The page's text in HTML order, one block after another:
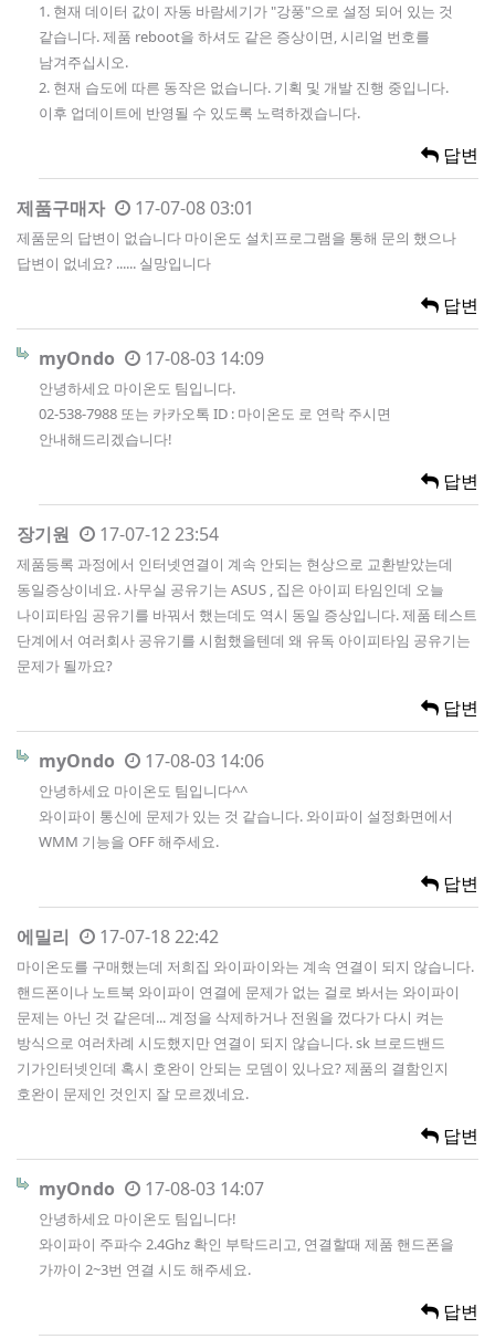
1. 현재 데이터 값이 자동 바람세기가 "강풍"으로 설정 되어 있는 것
같습니다. 제품 reboot을 하셔도 같은 증상이면, 시리얼 번호를
남겨주십시오.
2. 현재 습도에 따른 동작은 없습니다. 기획 및 개발 진행 중입니다.
이후 업데이트에 반영될 수 있도록 노력하겠습니다.
답변
제품구매자 17-07-08 03:01
제품문의 답변이 없습니다 마이온도 설치프로그램을 통해 문의 했으나
답변이 없네요? ...... 실망입니다
답변
myOndo 17-08-03 14:09
안녕하세요 마이온도 팀입니다.
02-538-7988 또는 카카오톡 ID : 마이온도 로 연락 주시면
안내해드리겠습니다!
답변
장기원 17-07-12 23:54
제품등록 과정에서 인터넷연결이 계속 안되는 현상으로 교환받았는데
동일증상이네요. 사무실 공유기는 ASUS , 집은 아이피 타임인데 오늘
나이피타임 공유기를 바꿔서 했는데도 역시 동일 증상입니다. 제품 테스트
단계에서 여러회사 공유기를 시험했을텐데 왜 유독 아이피타임 공유기는
문제가 될까요?
답변
myOndo 17-08-03 14:06
안녕하세요 마이온도 팀입니다^^
와이파이 통신에 문제가 있는 것 같습니다. 와이파이 설정화면에서
WMM 기능을 OFF 해주세요.
답변
에밀리 17-07-18 22:42
마이온도를 구매했는데 저희집 와이파이와는 계속 연결이 되지 않습니다.
핸드폰이나 노트북 와이파이 연결에 문제가 없는 걸로 봐서는 와이파이
문제는 아닌 것 같은데... 계정을 삭제하거나 전원을 껐다가 다시 켜는
방식으로 여러차례 시도했지만 연결이 되지 않습니다. sk 브로드밴드
기가인터넷인데 혹시 호완이 안되는 모뎀이 있나요? 제품의 결함인지
호완이 문제인 것인지 잘 모르겠네요.
답변
myOndo 17-08-03 14:07
안녕하세요 마이온도 팀입니다!
와이파이 주파수 2.4Ghz 확인 부탁드리고, 연결할때 제품 핸드폰을
가까이 2~3번 연결 시도 해주세요.
답변